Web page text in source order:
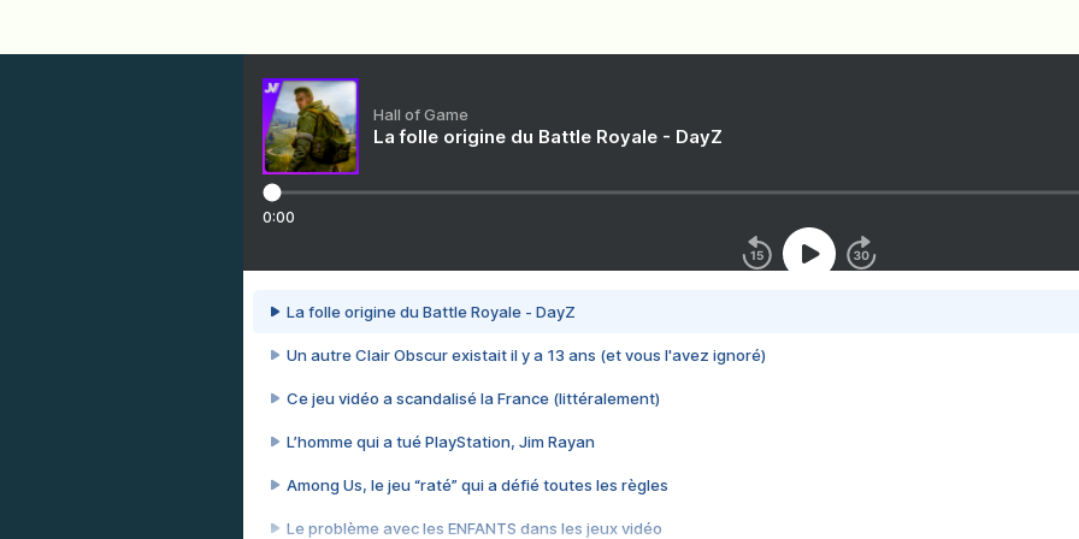
Hall of Game
La folle origine du Battle Royale - DayZ
0:00
La folle origine du Battle Royale - DayZ
Un autre Clair Obscur existait il y a 13 ans (et vous l'avez ignoré)
Ce jeu vidéo a scandalisé la France (littéralement)
L’homme qui a tué PlayStation, Jim Rayan
Among Us, le jeu “raté” qui a défié toutes les règles
Le problème avec les ENFANTS dans les jeux vidéo